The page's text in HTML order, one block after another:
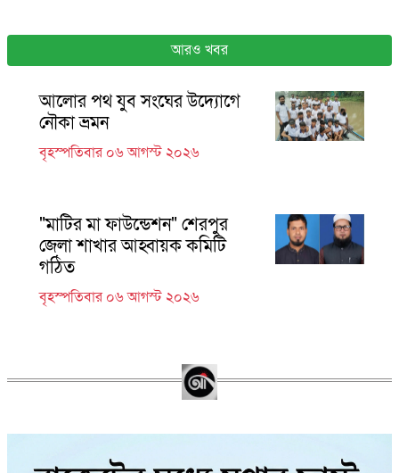
আরও খবর
আলোর পথ যুব সংঘের উদ্যোগে
নৌকা ভ্রমন
বৃহস্পতিবার ০৬ আগস্ট ২০২৬
"মাটির মা ফাউন্ডেশন" শেরপুর
জেলা শাখার আহ্বায়ক কমিটি
গঠিত
বৃহস্পতিবার ০৬ আগস্ট ২০২৬